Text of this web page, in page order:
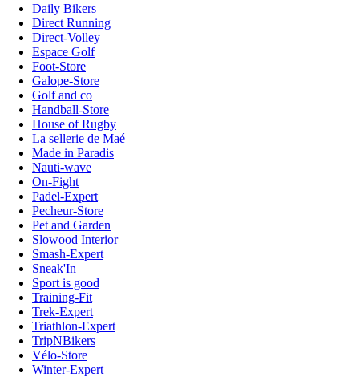
Daily Bikers
Direct Running
Direct-Volley
Espace Golf
Foot-Store
Galope-Store
Golf and co
Handball-Store
House of Rugby
La sellerie de Maé
Made in Paradis
Nauti-wave
On-Fight
Padel-Expert
Pecheur-Store
Pet and Garden
Slowood Interior
Smash-Expert
Sneak'In
Sport is good
Training-Fit
Trek-Expert
Triathlon-Expert
TripNBikers
Vélo-Store
Winter-Expert